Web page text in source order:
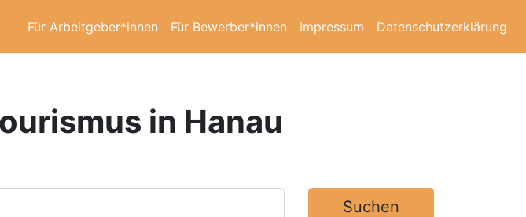
Für Arbeitgeber*innen Für Bewerber*innen Impressum Datenschutzerklärung
in Hanau
Suchen